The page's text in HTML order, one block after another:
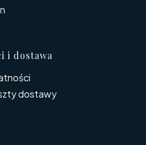
i dostawa
dostawy